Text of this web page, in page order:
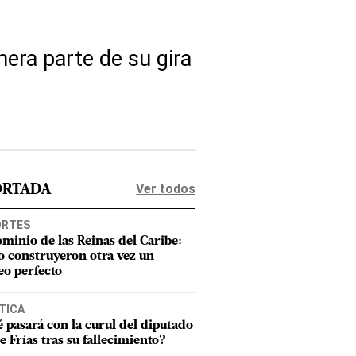
parte de su gira
Ver todos
de las Reinas del Caribe:
construyeron otra vez un
perfecto
pasará con la curul del diputado
Frías tras su fallecimiento?